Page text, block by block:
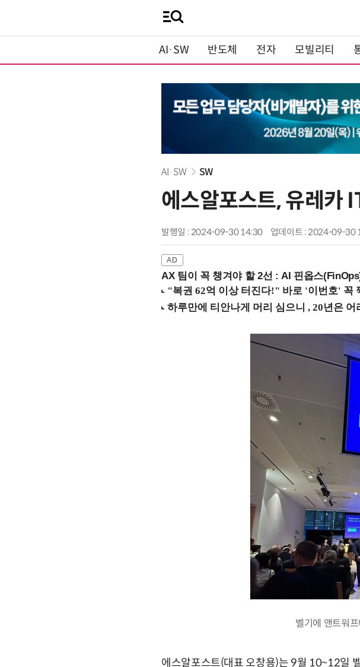
AI·SW 반도체 전자 모빌리티
AI·SW SW
에스알포스트, 유레카
발행일 : 2024-09-30 14:30 업데이트 : 2024-09-30
AX 팀이 꼭 챙겨야 할 2선 : AI 핀옵스
벨기에 앤트워
에스알포스트(대표 오창용)는 9월 10~12일